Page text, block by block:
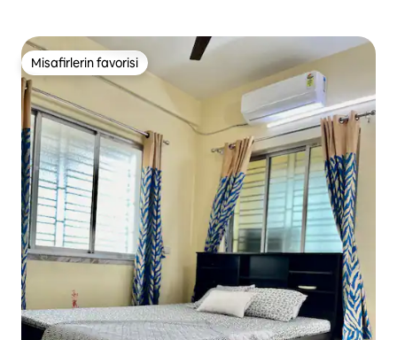
Misafirlerin favorisi
Misafirlerin favorisi